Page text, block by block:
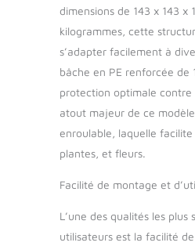
dimensions de 143 x 143 x
kilogrammes, cette
s’adapter facilement à
bâche en PE renforcée de
protection optimale contre
atout majeur de ce
enroulable, laquelle facilite
plantes, et fleurs.
Facilité de montage et
L’une des qualités les
utilisateurs est la facilité